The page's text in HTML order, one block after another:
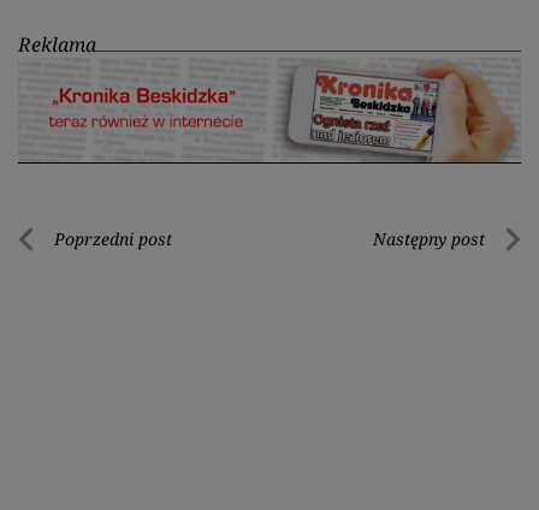
Reklama
Nawigacja
Poprzedni post Następny post